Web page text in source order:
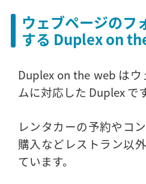
ウェブページのフ
する Duplex on
Duplex on the web は
ムに対応した Duplex です
レンタカーの予約やコ
購入などレストラン以
ています。